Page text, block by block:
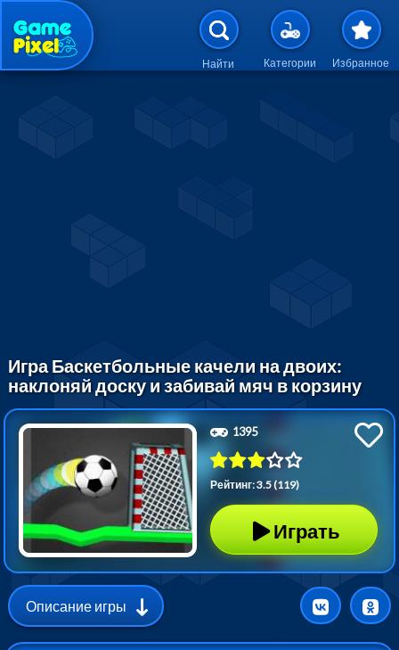
Перейти к основному
Найти Категории Избранное
Игра Баскетбольные качели на двоих:
наклоняй доску и забивай мяч в корзину
1395
Рейтинг: 3.5 (119)
Играть
Описание игры